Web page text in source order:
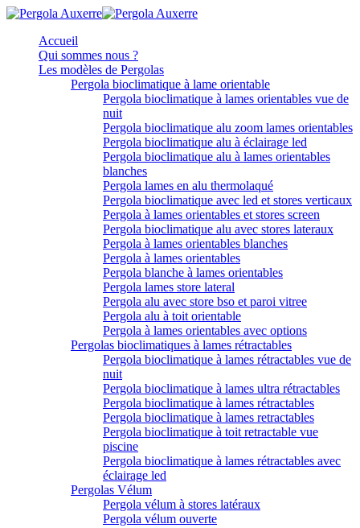
Accueil
Qui sommes nous ?
Les modèles de Pergolas
Pergola bioclimatique à lame orientable
Pergola bioclimatique à lames orientables vue de
nuit
Pergola bioclimatique alu zoom lames orientables
Pergola bioclimatique alu à éclairage led
Pergola bioclimatique alu à lames orientables
blanches
Pergola lames en alu thermolaqué
Pergola bioclimatique avec led et stores verticaux
Pergola à lames orientables et stores screen
Pergola bioclimatique alu avec stores lateraux
Pergola à lames orientables blanches
Pergola à lames orientables
Pergola blanche à lames orientables
Pergola lames store lateral
Pergola alu avec store bso et paroi vitree
Pergola alu à toit orientable
Pergola à lames orientables avec options
Pergolas bioclimatiques à lames rétractables
Pergola bioclimatique à lames rétractables vue de
nuit
Pergola bioclimatique à lames ultra rétractables
Pergola bioclimatique à lames rétractables
Pergola bioclimatique à lames retractables
Pergola bioclimatique à toit retractable vue
piscine
Pergola bioclimatique à lames rétractables avec
éclairage led
Pergolas Vélum
Pergola vélum à stores latéraux
Pergola vélum ouverte